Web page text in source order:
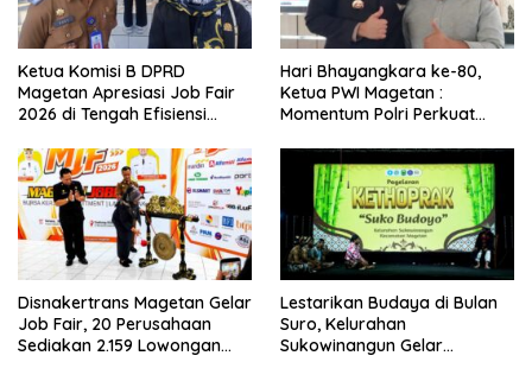
Ketua Komisi B DPRD
Magetan Apresiasi Job Fair
2026 di Tengah Efisiensi
Hari Bhayangkara ke-80,
Ketua PWI Magetan :
Momentum Polri Perkuat
Disnakertrans Magetan Gelar
Job Fair, 20 Perusahaan
Sediakan 2.159 Lowongan
Lestarikan Budaya di Bulan
Suro, Kelurahan
Sukowinangun Gelar